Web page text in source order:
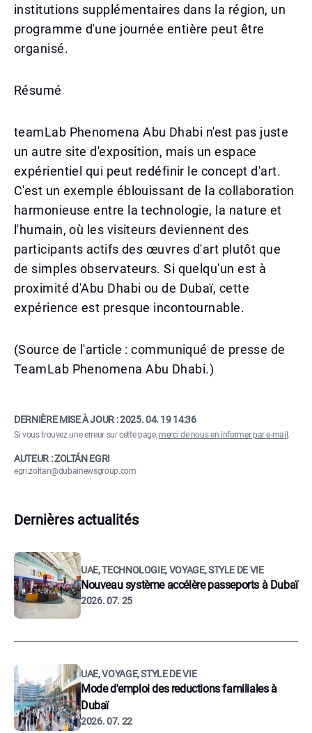
institutions supplémentaires dans la région, un
programme d'une journée entière peut être
organisé.
Résumé
teamLab Phenomena Abu Dhabi n'est pas juste
un autre site d'exposition, mais un espace
expérientiel qui peut redéfinir le concept d'art.
C'est un exemple éblouissant de la collaboration
harmonieuse entre la technologie, la nature et
l'humain, où les visiteurs deviennent des
participants actifs des œuvres d'art plutôt que
de simples observateurs. Si quelqu'un est à
proximité d'Abu Dhabi ou de Dubaï, cette
expérience est presque incontournable.
(Source de l'article : communiqué de presse de
TeamLab Phenomena Abu Dhabi.)
DERNIÈRE MISE À JOUR :2025. 04. 19 14:36
Si vous trouvez une erreur sur cette page,merci de nous en informer par e-mail .
AUTEUR : ZOLTÁN EGRI
egri.zoltan@dubainewsgroup.com
Dernières actualités
UAE, TECHNOLOGIE, VOYAGE, STYLE DE VIE
Nouveau système accélère passeports à Dubaï
2026. 07. 25
UAE, VOYAGE, STYLE DE VIE
Mode d'emploi des reductions familiales à
Dubaï
2026. 07. 22